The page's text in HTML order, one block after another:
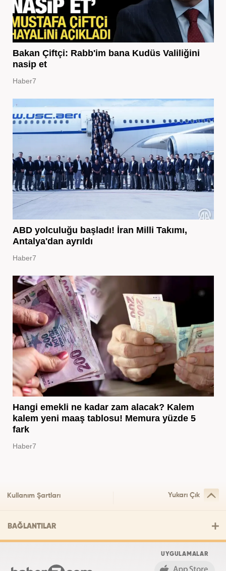
Bakan Çiftçi: Rabb'im bana Kudüs Valiliğini
nasip et
Haber7
ABD yolculuğu başladı! İran Milli Takımı,
Antalya'dan ayrıldı
Haber7
Hangi emekli ne kadar zam alacak? Kalem
kalem yeni maaş tablosu! Memura yüzde 5
fark
Haber7
Kullanım Şartları Yukarı Çık
BAĞLANTILAR
UYGULAMALAR